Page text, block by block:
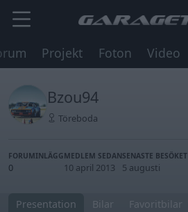
Projekt Foton Video
Bzou94
Töreboda
FORUMINLÄGG
0
MEDLEM SEDAN
10 april 2013
SENASTE BESÖKET
5 augusti
Presentation Bilar Favoritbilar